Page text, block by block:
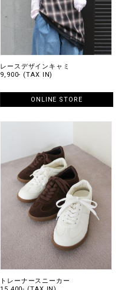
レースデザインキャミ
9,900- (TAX IN)
ONLINE STORE
トレーナースニーカー